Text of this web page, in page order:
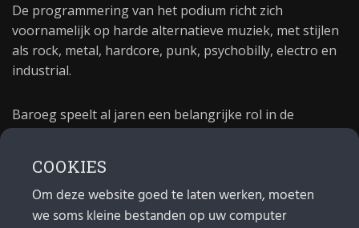
De programmering van het podium richt zich
voornamelijk op harde alternatieve muziek, met stijlen
als rock, metal, hardcore, punk, psychobilly, electro en
industrial.
Baroeg speelt al jaren een belangrijke rol in de
poppodium 40 jaar.
COOKIES
Om deze website goed te laten werken, moeten
we soms kleine bestanden op uw computer